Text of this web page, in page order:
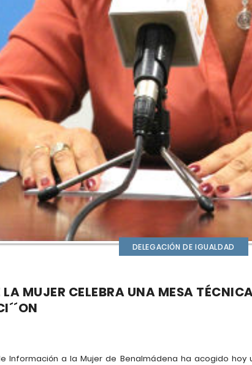
DELEGACIÓN DE IGUALDAD
LA MUJER CELEBRA UNA MESA
Información a la Mujer de Benalmádena ha acogido